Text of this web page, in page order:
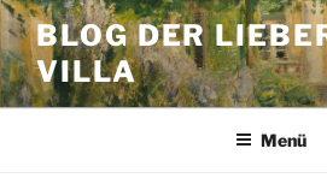
Zum
Inhalt
springen
BLOG DER
VILLA
Menü